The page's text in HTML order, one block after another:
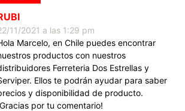
11/2021 a las 1:29 pm
Marcelo, en Chile puedes encontrar
productos con nuestros
Ferreteria Dos Estrellas y
Ellos te podrán ayudar para saber
y disponibilidad de producto.
por tu comentario!